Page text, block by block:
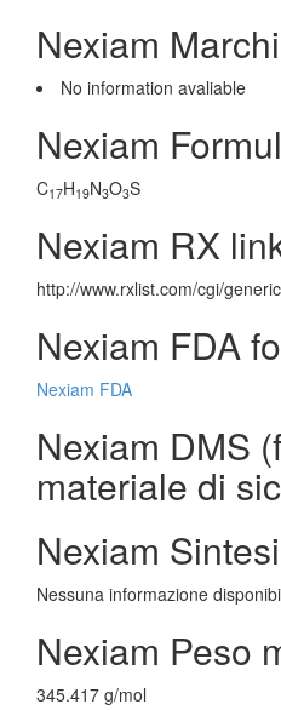
Nexiam
No information avaliable
Nexiam
C17H19N3O3S
Nexiam RX
http://www.rxlist.com/cgi/
Nexiam FDA
Nexiam FDA
Nexiam DMS
materiale di
Nexiam
Nessuna informazione
Nexiam Peso
345.417 g/mol